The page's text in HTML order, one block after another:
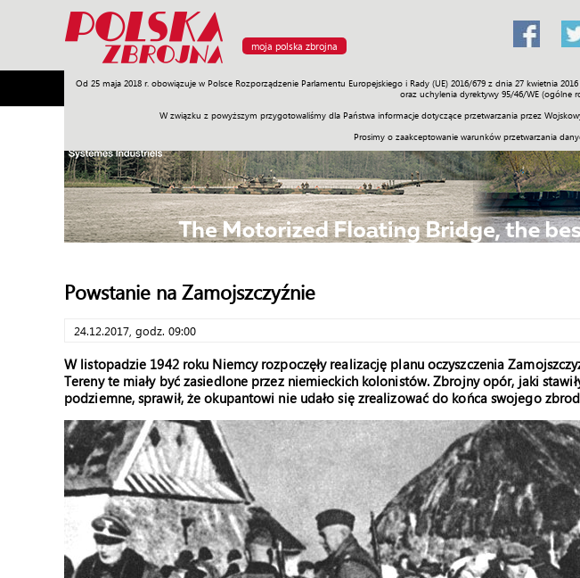
moja polska zbrojna
Od 25 maja 2018 r. obowiązuje w Polsce Rozporządzenie Parlamentu Europejskiego i Rady (UE) 2016/679 z dnia 27 kwietnia
oraz uchylenia dyrektywy 95/46/WE (ogólne
W związku z powyższym przygotowaliśmy dla Państwa informacje dotyczące przetwarzania przez
Prosimy o zaakceptowanie warunków przetwarzania
Armia Poligon Sprzęt Misje Polityka Prawo Świat Społeczność Sport
Powstanie na Zamojszczyźnie
24.12.2017, godz. 09:00
W listopadzie 1942 roku Niemcy rozpoczęły realizację planu oczyszczenia
Tereny te miały być zasiedlone przez niemieckich kolonistów. Zbrojny opór, jaki
podziemne, sprawił, że okupantowi nie udało się zrealizować do końca swojego